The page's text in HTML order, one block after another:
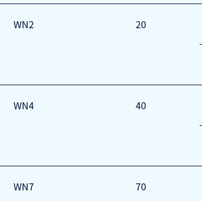
WN2 20
WN4 40
WN7 70